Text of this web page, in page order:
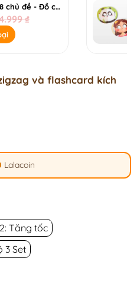
Sách vải mini 8 chủ đề - Đồ chơi giáo dục đầu đời kích thích đa giác quan
₫
và flashcard kích
Lalacoin
Tăng tốc
3 Set